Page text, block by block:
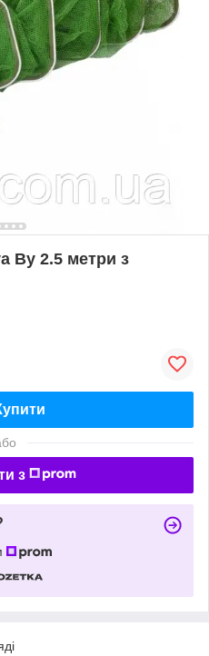
By 2.5 метри з
з